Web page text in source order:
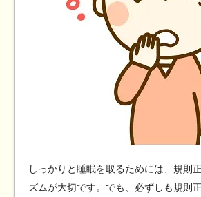
しっかりと睡眠を取るためには、規則
ズムが大切です。でも、必ずしも規則